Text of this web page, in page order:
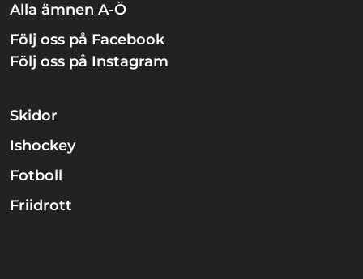
Alla ämnen A-Ö
Följ oss på Facebook
Följ oss på Instagram
Skidor
Ishockey
Fotboll
Friidrott